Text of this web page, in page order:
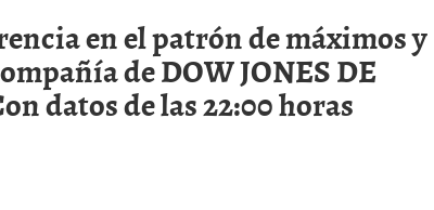
en el patrón de máximos y
de DOW JONES DE
datos de las 22:00 horas